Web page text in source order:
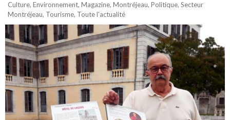
Culture, Environnement, Magazine, Montréjeau, Politique, Secteur
Montréjeau, Tourisme, Toute l'actualité